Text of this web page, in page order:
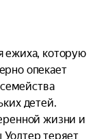
ежиха, которую
опекает
детей.
жизни и
теряет